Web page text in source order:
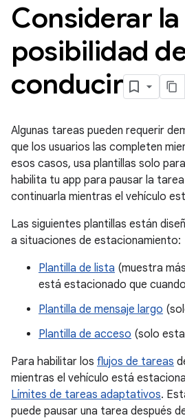
Considerar la
posibilidad
conducir
Algunas tareas pueden requerir
que los usuarios las completen
esos casos, usa plantillas solo
habilita tu app para pausar la
continuarla mientras el vehículo
Las siguientes plantillas están
a situaciones de estacionamiento:
Plantilla de lista (muestra
está estacionado que
Plantilla de mensaje largo
Plantilla de acceso (solo
Para habilitar los flujos de tareas
mientras el vehículo está
Límites de tareas adaptativos.
puede pausar una tarea después